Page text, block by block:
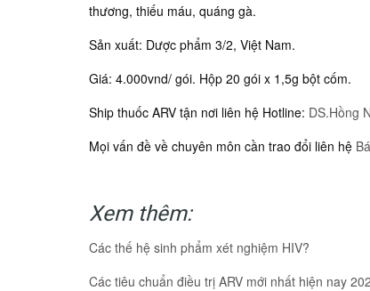
thương, thiếu máu, quáng gà.
Sản xuất: Dược phẩm 3/2, Việt Nam.
Giá: 4.000vnd/ gói. Hộp 20 gói x 1,5g bột cốm.
Ship thuốc ARV tận nơi liên hệ Hotline: DS.Hồng
Mọi vấn đề về chuyên môn cần trao đổi liên hệ
Xem thêm:
Các thế hệ sinh phẩm xét nghiệm HIV?
Các tiêu chuẩn điều trị ARV mới nhất hiện nay